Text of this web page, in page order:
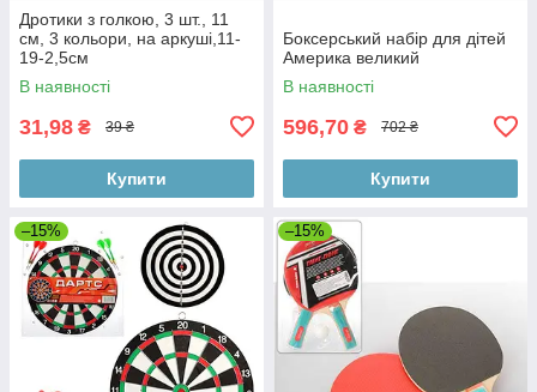
Дротики з голкою, 3 шт., 11
см, 3 кольори, на аркуші,11-
19-2,5см
В наявності
31,98 ₴ 39 ₴
Купити
Боксерський набір для дітей
Америка великий
В наявності
596,70 ₴ 702 ₴
Купити
–15% –15%